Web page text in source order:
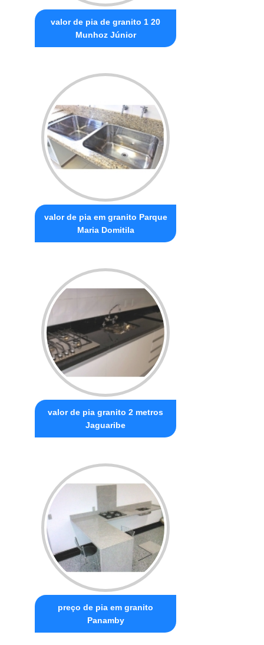
valor de pia de granito 1 20
Munhoz Júnior
valor de pia em granito Parque
Maria Domitila
valor de pia granito 2 metros
Jaguaribe
preço de pia em granito
Panamby